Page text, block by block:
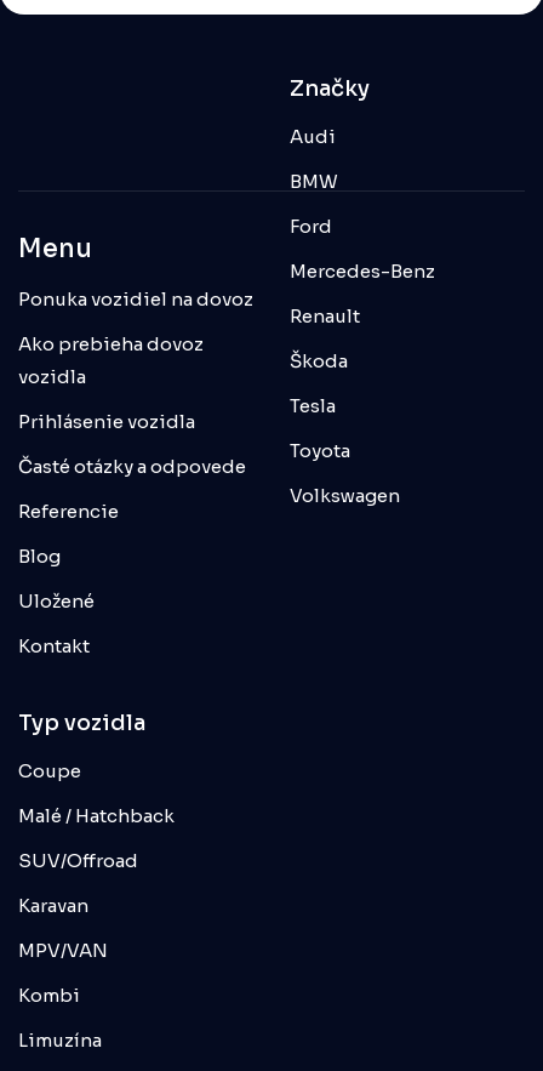
Menu
Ponuka vozidiel na dovoz
Ako prebieha dovoz
vozidla
Prihlásenie vozidla
Časté otázky a odpovede
Referencie
Blog
Uložené
Kontakt
Značky
Audi
BMW
Ford
Mercedes-Benz
Renault
Škoda
Tesla
Toyota
Volkswagen
Typ vozidla
Coupe
Malé / Hatchback
SUV/Offroad
Karavan
MPV/VAN
Kombi
Limuzína